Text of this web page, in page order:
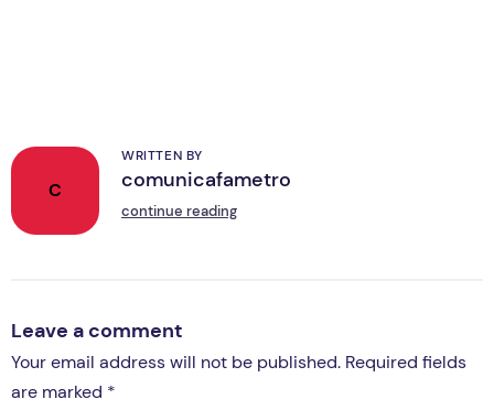
C
WRITTEN BY
comunicafametro
continue reading
Leave a comment
Your email address will not be published. Required fields
are marked *